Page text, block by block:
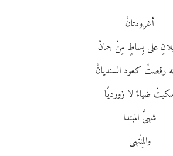
أغرودتانْ
على بِساطٍ مِنْ جمانْ
رقصتْ كعود السنديانْ
ضياءً لا زورديًا
شهىَّ المبتدا
والمِنْتهى